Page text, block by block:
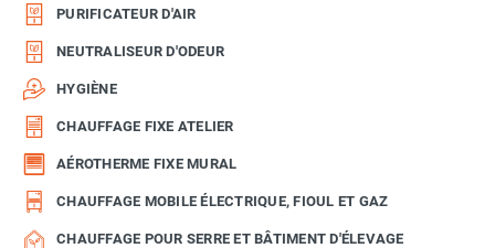
PURIFICATEUR D'AIR
NEUTRALISEUR D'ODEUR
HYGIÈNE
CHAUFFAGE FIXE ATELIER
AÉROTHERME FIXE MURAL
CHAUFFAGE MOBILE ÉLECTRIQUE, FIOUL ET GAZ
CHAUFFAGE POUR SERRE ET BÂTIMENT D'ÉLEVAGE